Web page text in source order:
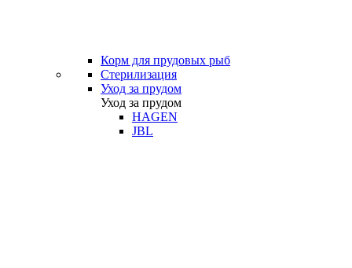
Корм для прудовых рыб
Стерилизация
Уход за прудом
Уход за прудом
HAGEN
JBL